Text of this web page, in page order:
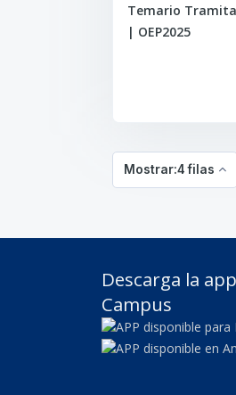
Temario
| OEP2025
Mostrar:4 filas
Descarga la
Campus